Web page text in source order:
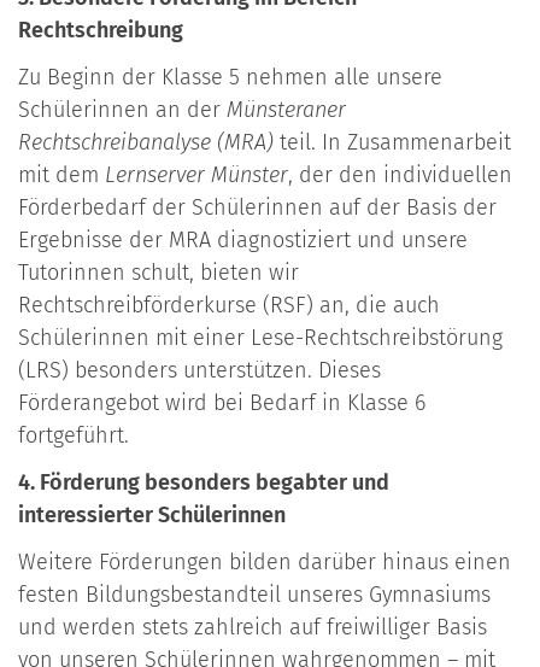
Rechtschreibung
Zu Beginn der Klasse 5 nehmen alle unsere
Schülerinnen an der Münsteraner
Rechtschreibanalyse (MRA) teil. In Zusammenarbeit
mit dem Lernserver Münster, der den individuellen
Förderbedarf der Schülerinnen auf der Basis der
Ergebnisse der MRA diagnostiziert und unsere
Tutorinnen schult, bieten wir
Rechtschreibförderkurse (RSF) an, die auch
Schülerinnen mit einer Lese-Rechtschreibstörung
(LRS) besonders unterstützen. Dieses
Förderangebot wird bei Bedarf in Klasse 6
fortgeführt.
4. Förderung besonders begabter und
interessierter Schülerinnen
Weitere Förderungen bilden darüber hinaus einen
festen Bildungsbestandteil unseres Gymnasiums
und werden stets zahlreich auf freiwilliger Basis
von unseren Schülerinnen wahrgenommen – mit